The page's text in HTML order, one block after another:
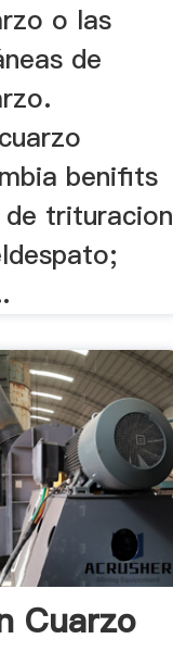
o las
de
benifits
de trituracion
Cuarzo